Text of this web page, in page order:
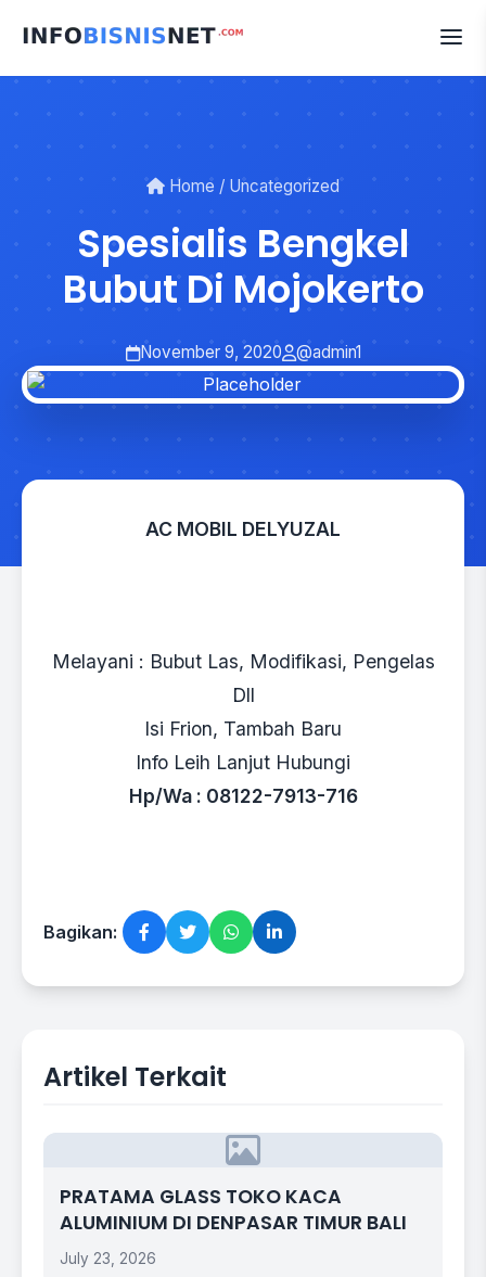
Home / Uncategorized
Spesialis Bengkel
Bubut Di Mojokerto
November 9, 2020 @admin1
AC MOBIL DELYUZAL
Melayani : Bubut Las, Modifikasi, Pengelas
Dll
Isi Frion, Tambah Baru
Info Leih Lanjut Hubungi
Hp/Wa : 08122-7913-716
Bagikan:
Artikel Terkait
PRATAMA GLASS TOKO KACA
ALUMINIUM DI DENPASAR TIMUR BALI
July 23, 2026